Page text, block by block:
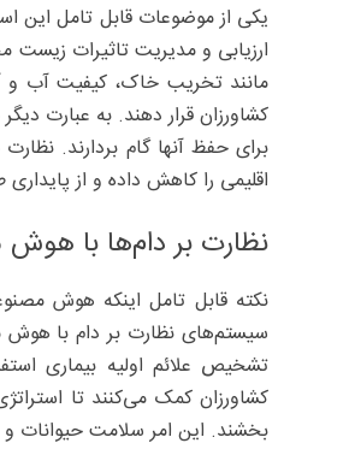
یکی از موضوعات قابل تامل این
ارزیابی و مدیریت تاثیرات
مانند تخریب خاک، کیفیت آب و
کشاورزان قرار دهند. به عبارت
برای حفظ آنها گام بردارند.
اقلیمی را کاهش داده و از
نظارت بر دام‌ها با
نکته قابل تامل اینکه هوش
سیستم‌‌های نظارت بر دام با هوش
تشخیص علائم اولیه بیماری
کشاورزان کمک می‌کنند تا
بخشند. این امر سلامت حیوانات